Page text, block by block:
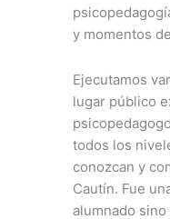
y momentos
Ejecutamos
lugar público
todos los
conozcan y
Cautín. Fue
alumnado